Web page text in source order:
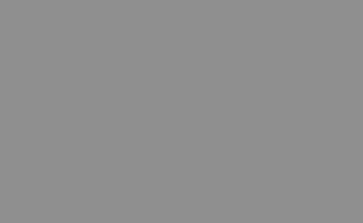
на
на автоматите на EASYBOX
и връщане“.